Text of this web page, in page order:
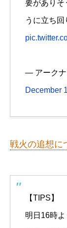
要がありそ
うに立ち回
— アークナ
December
戦火の追想に
【TIPS】
明日16時